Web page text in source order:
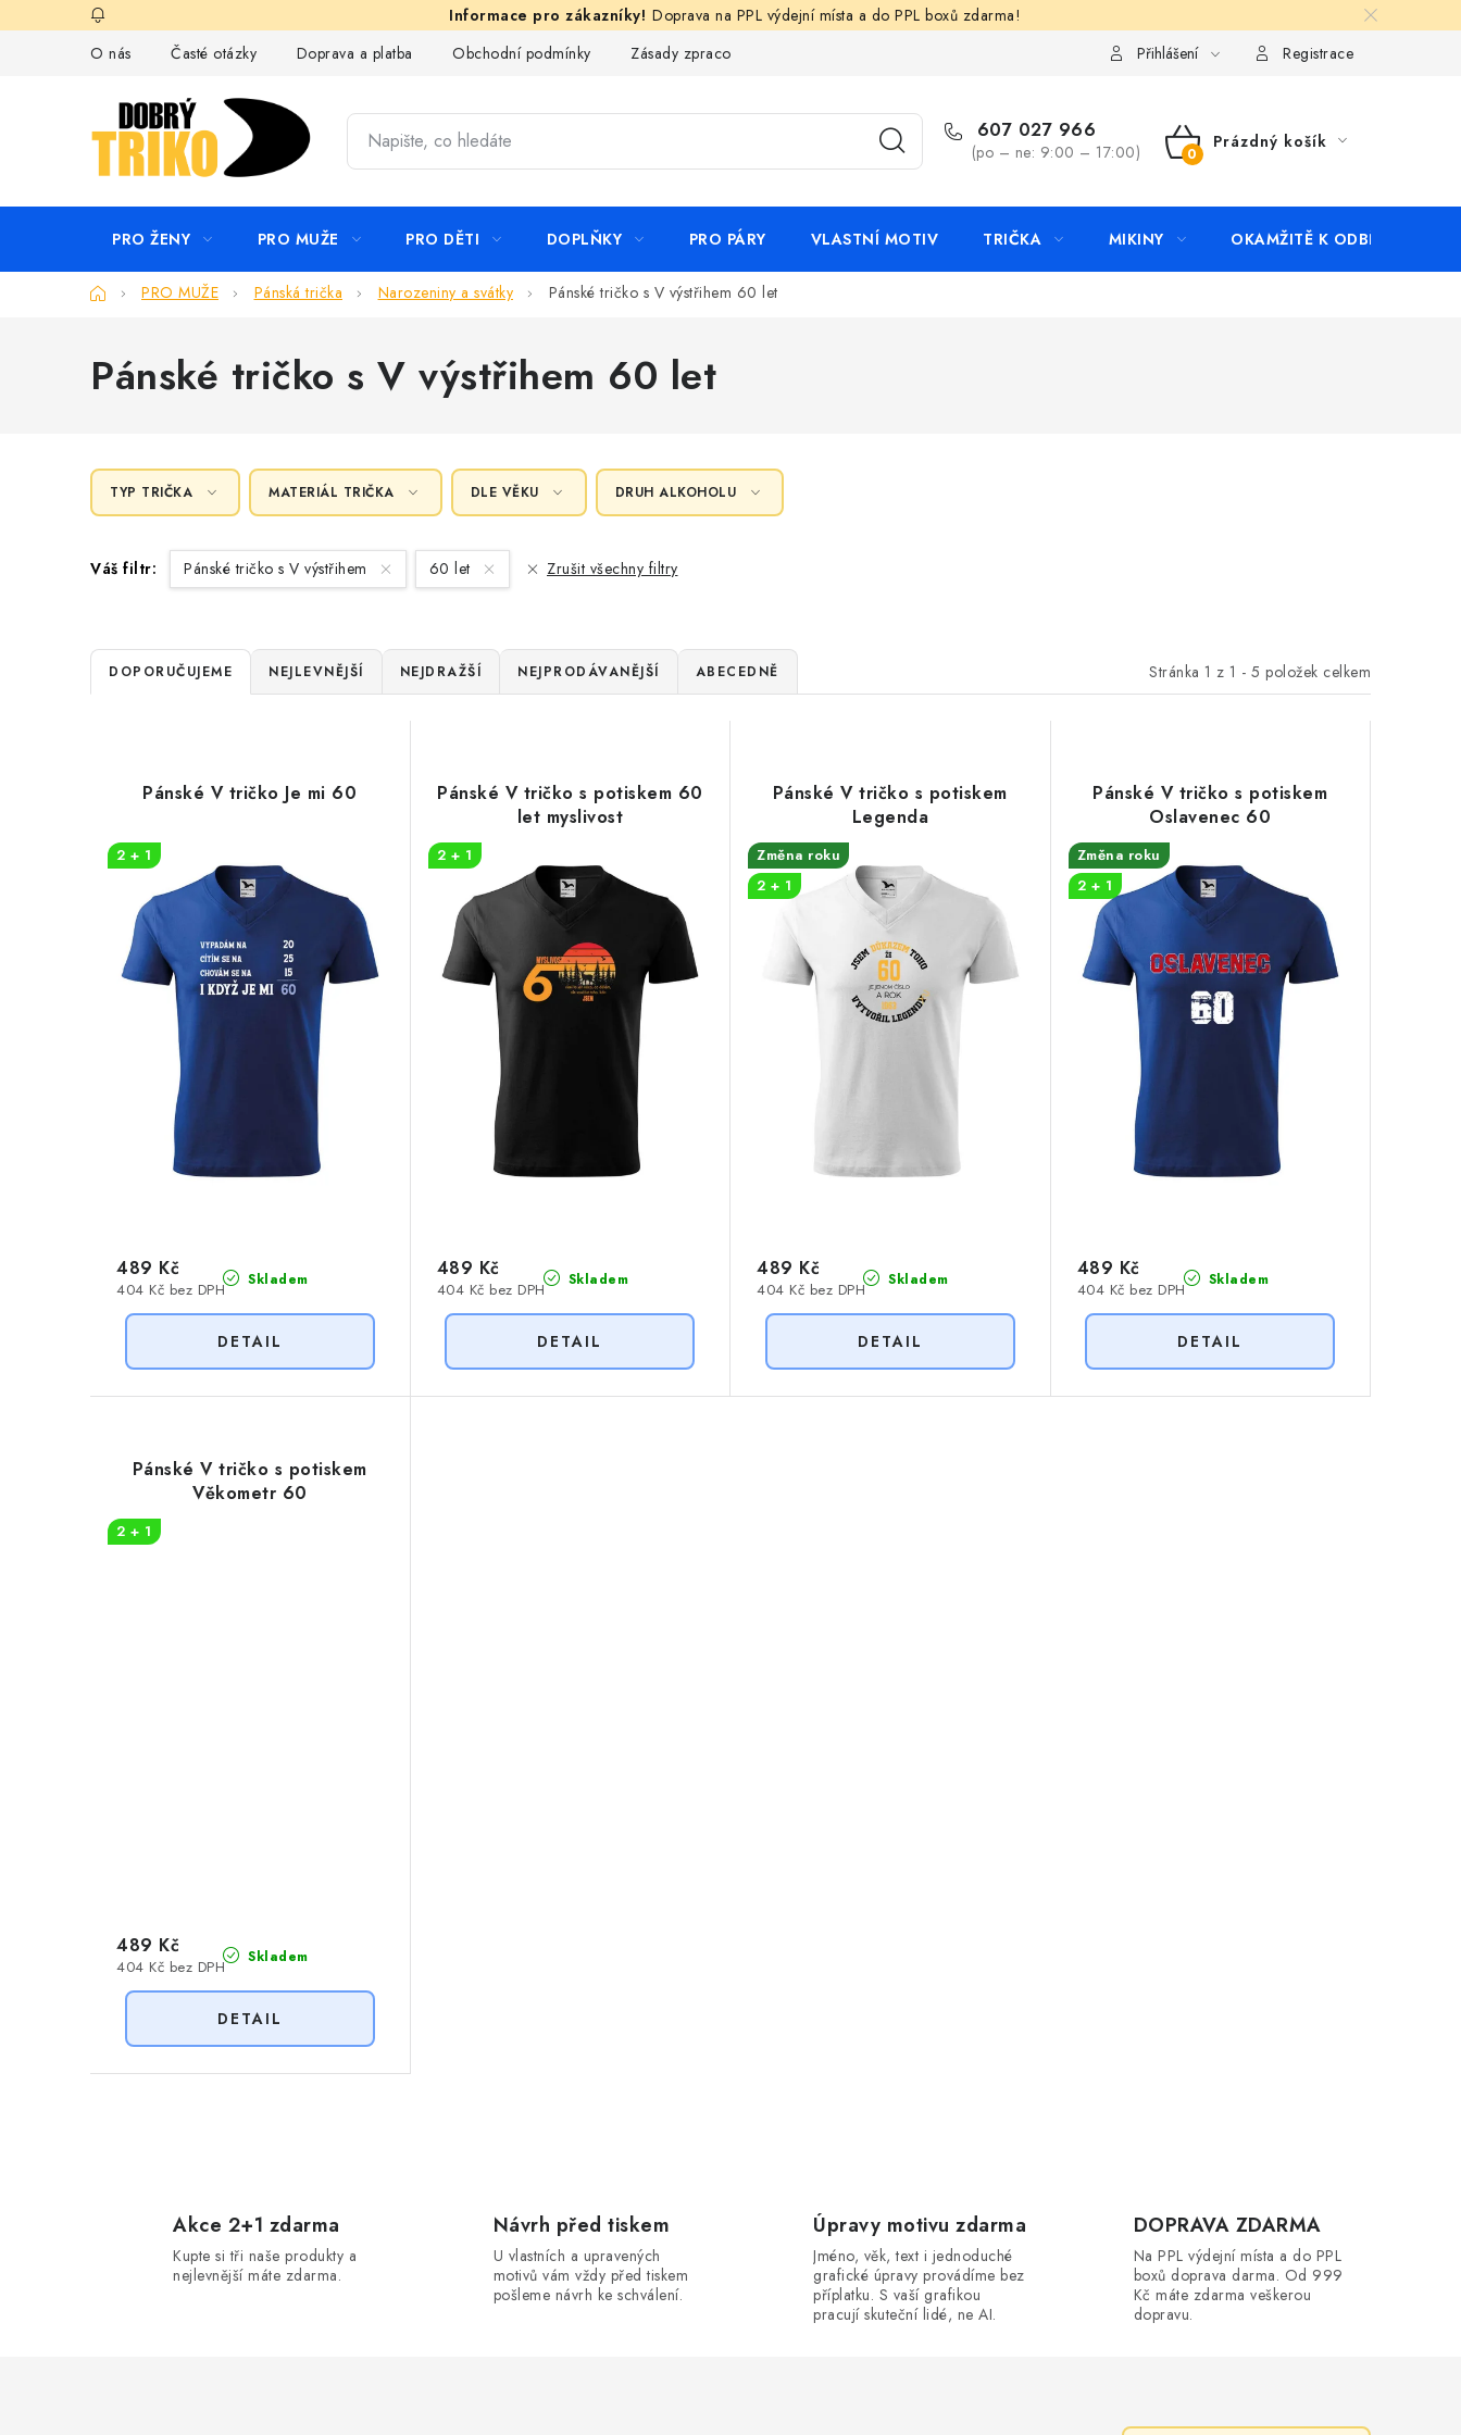
na
Doprava na PPL výdejní místa a do PPL boxů zdarma!
O nás
Časté otázky Doprava a platba Obchodní podmínky Zásady zpracování ochrany osobních údajů KontaktyPřihlášení Registrace
607 027 966
(po – ne: 9:00 – 17:00)
NÁKUPNÍ
Prázdný košík
PRO ŽENY PRO MUŽE PRO DĚTI DOPLŇKY PRO PÁRY VLASTNÍ MOTIV TRIČKA MIKINY OKAMŽITĚ K ODBĚRU
DomůPRO MUŽE Pánská trička Narozeniny a svátky Pánské tričko s V výstřihem 60 let
Pánské tričko s V výstřihem 60 let
TYP TRIČKA MATERIÁL TRIČKA DLE VĚKU DRUH ALKOHOLU
Váš filtr: Pánské tričko s V výstřihem 60 let Zrušit všechny filtry
Stránka 1 z 1 - 5 položek celkem
Ř
a
DOPORUČUJEME NEJLEVNĚJŠÍ NEJDRAŽŠÍ NEJPRODÁVANĚJŠÍ ABECEDNĚ
Pánské V tričko Je mi 60
2 + 1
Skladem
404 Kč bez DPH
489 Kč
Pánské V tričko s potiskem 60
let myslivost
2 + 1
Skladem
404 Kč bez DPH
489 Kč
Pánské V tričko s potiskem
Legenda
Změna roku
2 + 1
Skladem
404 Kč bez DPH
489 Kč
Pánské V tričko s potiskem
Oslavenec 60
Změna roku
2 + 1
Skladem
404 Kč bez DPH
489 Kč
Pánské V tričko s potiskem
Věkometr 60
2 + 1
Skladem
404 Kč bez DPH
489 Kč
Akce 2+1 zdarma
Kupte si tři naše produkty a
nejlevnější máte zdarma.
Návrh před tiskem
U vlastních a upravených
motivů vám vždy před tiskem
pošleme návrh ke schválení.
Úpravy motivu zdarma
Jméno, věk, text i jednoduché
grafické úpravy provádíme bez
příplatku. S vaší grafikou
pracují skuteční lidé, ne AI.
DOPRAVA ZDARMA
Na PPL výdejní místa a do PPL
boxů doprava darma. Od 999
Kč máte zdarma veškerou
dopravu.